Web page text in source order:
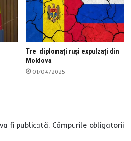
Trei diplomați ruși expulzați din
Moldova
01/04/2025
fi publicată. Câmpurile obligatorii